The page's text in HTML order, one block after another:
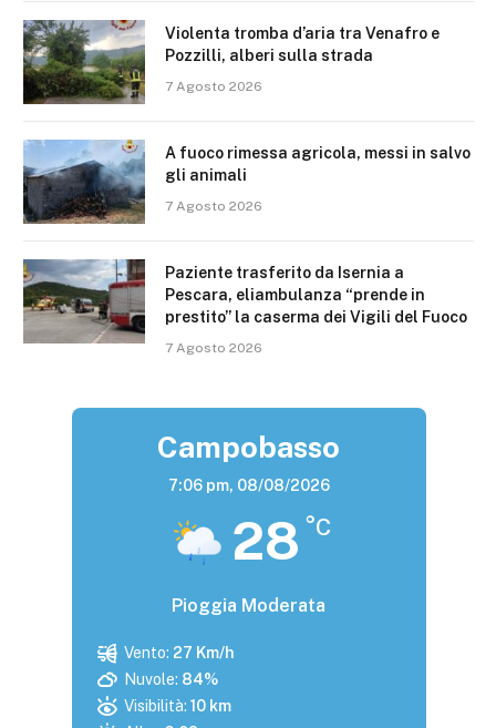
Violenta tromba d’aria tra Venafro e
Pozzilli, alberi sulla strada
7 Agosto 2026
A fuoco rimessa agricola, messi in salvo
gli animali
7 Agosto 2026
Paziente trasferito da Isernia a
Pescara, eliambulanza “prende in
prestito” la caserma dei Vigili del Fuoco
7 Agosto 2026
Campobasso
7:06 pm, 08/08/2026
28 °C
Pioggia Moderata
Vento: 27 Km/h
Nuvole: 84%
Visibilità: 10 km